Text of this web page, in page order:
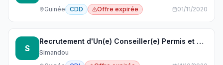
Guinée
CDD Offre expirée 01/11/2020
S
Recrutement d'Un(e) Conseiller(e) Permis et Approbations
Simandou